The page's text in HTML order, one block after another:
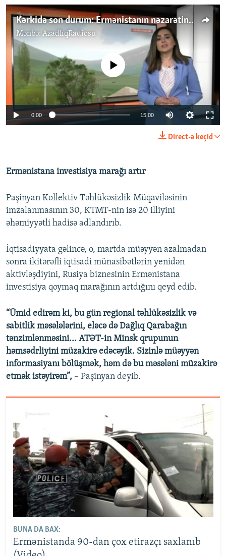
Kərkidə son durum: Ermənistanın nəzarətində olan kənddən reportaj
Mənbə: AzadlıqRadiosu
No media source currently available
0:00 15:00
1080p
Direct-ə keçid
Ermənistana investisiya marağı artır
Paşinyan Kollektiv Təhlükəsizlik Müqaviləsinin
imzalanmasının 30, KTMT-nin isə 20 illiyini
əhəmiyyətli hadisə adlandırıb.
İqtisadiyyata gəlincə, o, martda müəyyən azalmadan
sonra ikitərəfli iqtisadi münasibətlərin yenidən
aktivləşdiyini, Rusiya biznesinin Ermənistana
investisiya qoymaq marağının artdığını qeyd edib.
“Ümid edirəm ki, bu gün regional təhlükəsizlik və
sabitlik məsələlərini, eləcə də Dağlıq Qarabağın
tənzimlənməsini... ATƏT-in Minsk qrupunun
həmsədrliyini müzakirə edəcəyik. Sizinlə müəyyən
informasiyanı bölüşmək, həm də bu məsələni müzakirə
etmək istəyirəm”, – Paşinyan deyib.
BUNA DA BAX:
Ermənistanda 90-dan çox etirazçı saxlanıb